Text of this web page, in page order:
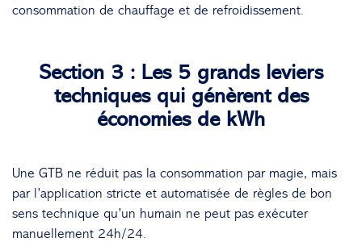
consommation de chauffage et de refroidissement.
Section 3 : Les 5 grands leviers
techniques qui génèrent des
économies de kWh
Une GTB ne réduit pas la consommation par magie, mais
par l’application stricte et automatisée de règles de bon
sens technique qu’un humain ne peut pas exécuter
manuellement 24h/24.